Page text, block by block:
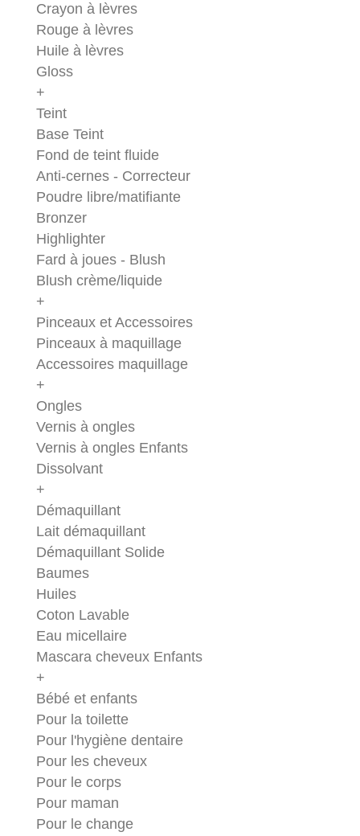
Crayon à lèvres
Rouge à lèvres
Huile à lèvres
Gloss
+
Teint
Base Teint
Fond de teint fluide
Anti-cernes - Correcteur
Poudre libre/matifiante
Bronzer
Highlighter
Fard à joues - Blush
Blush crème/liquide
+
Pinceaux et Accessoires
Pinceaux à maquillage
Accessoires maquillage
+
Ongles
Vernis à ongles
Vernis à ongles Enfants
Dissolvant
+
Démaquillant
Lait démaquillant
Démaquillant Solide
Baumes
Huiles
Coton Lavable
Eau micellaire
Mascara cheveux Enfants
+
Bébé et enfants
Pour la toilette
Pour l'hygiène dentaire
Pour les cheveux
Pour le corps
Pour maman
Pour le change